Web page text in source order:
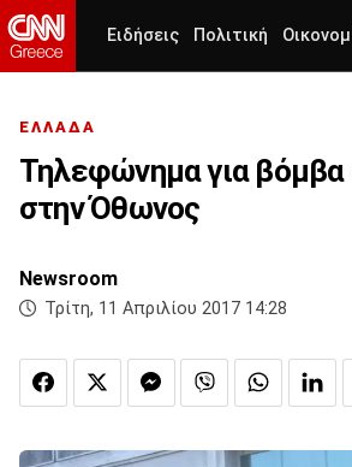
Ειδήσεις Πολιτική
ΕΛΛΑΔΑ
Τηλεφώνημα για βόμβα
στην Όθωνος
Newsroom
Τρίτη, 11 Απριλίου 2017 14:28